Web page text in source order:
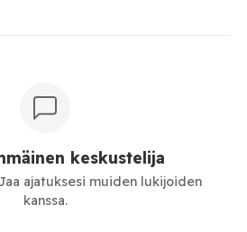
keskustelija
ajatuksesi muiden lukijoiden
kanssa.